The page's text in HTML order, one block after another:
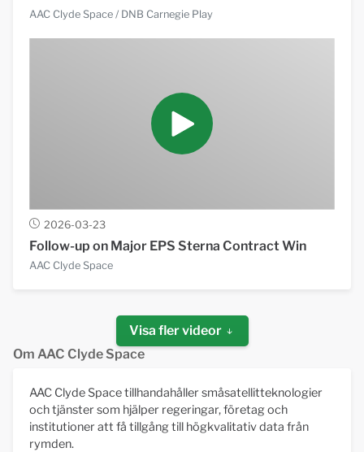
AAC Clyde Space / DNB Carnegie Play
2026-03-23
Follow-up on Major EPS Sterna Contract Win
AAC Clyde Space
Visa fler videor
Om AAC Clyde Space
AAC Clyde Space tillhandahåller småsatellitteknologier
och tjänster som hjälper regeringar, företag och
institutioner att få tillgång till högkvalitativ data från
rymden.